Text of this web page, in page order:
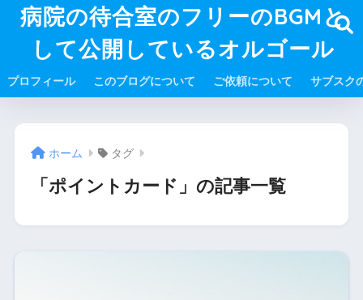
病院の待合室のフリーのBGMと
して公開しているオルゴール
プロフィール このブログについて ご依頼について サブスク
ホーム タグ
「ポイントカード」の記事一覧